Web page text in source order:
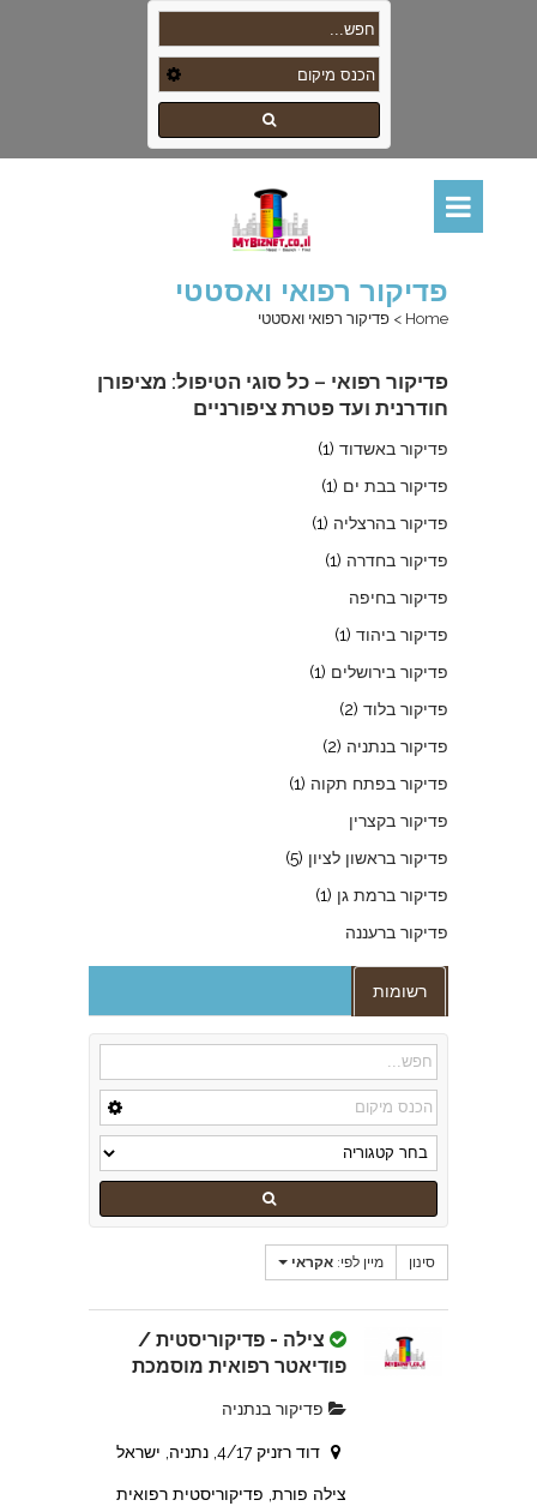
פדיקור רפואי ואסטטי
Home
> פדיקור רפואי ואסטטי
פדיקור רפואי – כל סוגי הטיפול: מציפורן
חודרנית ועד פטרת ציפורניים
פדיקור באשדוד (1)
פדיקור בבת ים (1)
פדיקור בהרצליה (1)
פדיקור בחדרה (1)
פדיקור בחיפה
פדיקור ביהוד (1)
פדיקור בירושלים (1)
פדיקור בלוד (2)
פדיקור בנתניה (2)
פדיקור בפתח תקוה (1)
פדיקור בקצרין
פדיקור בראשון לציון (5)
פדיקור ברמת גן (1)
פדיקור ברעננה
רשומות
סינון מיין לפי: אקראי
צילה - פדיקוריסטית /
פודיאטר רפואית מוסמכת
פדיקור בנתניה
דוד רזניק 4/17, נתניה, ישראל
צילה פורת, פדיקוריסטית רפואית